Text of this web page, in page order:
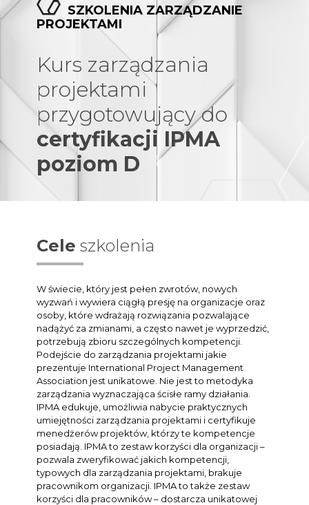
SZKOLENIA ZARZĄDZANIE
PROJEKTAMI
Kurs zarządzania
projektami
przygotowujący do
certyfikacji IPMA
poziom D
Cele szkolenia
W świecie, który jest pełen zwrotów, nowych
wyzwań i wywiera ciągłą presję na organizacje oraz
osoby, które wdrażają rozwiązania pozwalające
nadążyć za zmianami, a często nawet je wyprzedzić,
potrzebują zbioru szczególnych kompetencji.
Podejście do zarządzania projektami jakie
prezentuje International Project Management
Association jest unikatowe. Nie jest to metodyka
zarządzania wyznaczająca ścisłe ramy działania.
IPMA edukuje, umożliwia nabycie praktycznych
umiejętności zarządzania projektami i certyfikuje
menedżerów projektów, którzy te kompetencje
posiadają. IPMA to zestaw korzyści dla organizacji –
pozwala zweryfikować jakich kompetencji,
typowych dla zarządzania projektami, brakuje
pracownikom organizacji. IPMA to także zestaw
korzyści dla pracowników – dostarcza unikatowej